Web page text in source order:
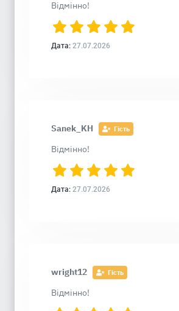
Відмінно!
Дата: 27.07.2026
Sanek_KH Гість
Відмінно!
Дата: 27.07.2026
wright12 Гість
Відмінно!